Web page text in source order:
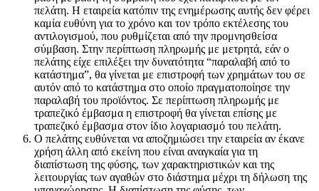
πελάτη. Η εταιρεία κατόπιν της ενημέρωσης αυτής δεν φέρει
καμία ευθύνη για το χρόνο και τον τρόπο εκτέλεσης του
αντιλογισμού, που ρυθμίζεται από την προμνησθείσα
σύμβαση. Στην περίπτωση πληρωμής με μετρητά, εάν ο
πελάτης είχε επιλέξει την δυνατότητα “παραλαβή από το
κατάστημα”, θα γίνεται με επιστροφή των χρημάτων του σε
αυτόν από το κατάστημα στο οποίο πραγματοποίησε την
παραλαβή του προϊόντος. Σε περίπτωση πληρωμής με
τραπεζικό έμβασμα η επιστροφή θα γίνεται επίσης με
τραπεζικό έμβασμα στον ίδιο λογαριασμό του πελάτη.
Ο πελάτης ευθύνεται να αποζημιώσει την εταιρεία αν έκανε
χρήση άλλη από εκείνη που είναι αναγκαία για τη
διαπίστωση της φύσης, των χαρακτηριστικών και της
λειτουργίας των αγαθών στο διάστημα μέχρι τη δήλωση της